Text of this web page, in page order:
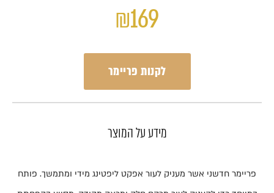
₪169
לקנות פריימר
מידע על המוצר
פריימר חדשני אשר מעניק לעור אפקט ליפטינג מידי ומתמשך. פותח